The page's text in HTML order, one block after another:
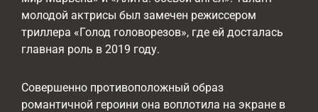
молодой актрисы был замечен режиссером
триллера «Голод головорезов», где ей досталась
главная роль в 2019 году.
Совершенно противоположный образ
романтичной героини она воплотила на экране в